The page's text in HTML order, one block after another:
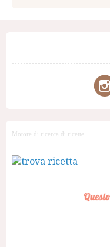
Motore di ricerca di ricette